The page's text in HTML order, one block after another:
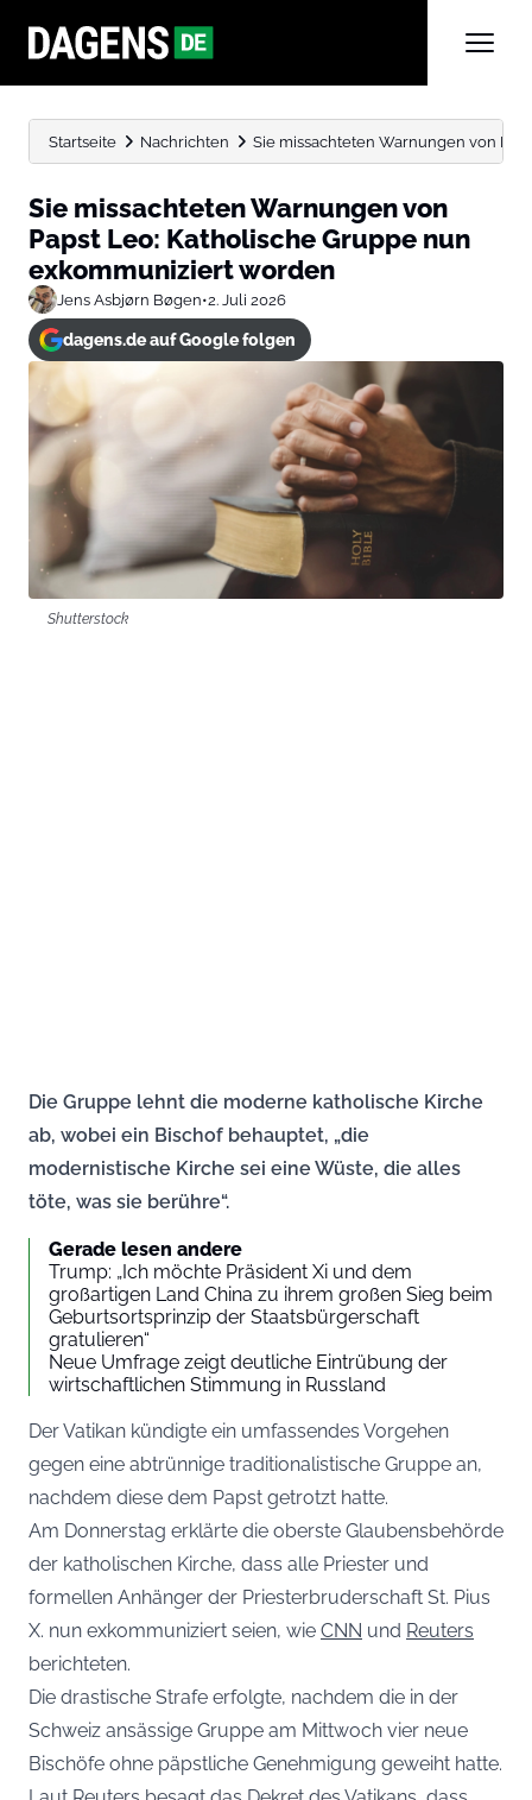
Startseite Nachrichten Sie missachteten Warnungen von
Sie missachteten Warnungen von
Papst Leo: Katholische Gruppe nun
exkommuniziert worden
Jens Asbjørn Bøgen•2. Juli 2026
dagens.de auf Google folgen
Shutterstock
Die Gruppe lehnt die moderne katholische Kirche
ab, wobei ein Bischof behauptet, „die
modernistische Kirche sei eine Wüste, die alles
töte, was sie berühre“.
Gerade lesen andere
Trump: „Ich möchte Präsident Xi und dem
großartigen Land China zu ihrem großen Sieg beim
Geburtsortsprinzip der Staatsbürgerschaft
gratulieren“
Neue Umfrage zeigt deutliche Eintrübung der
wirtschaftlichen Stimmung in Russland
Der Vatikan kündigte ein umfassendes Vorgehen
gegen eine abtrünnige traditionalistische Gruppe an,
nachdem diese dem Papst getrotzt hatte.
Am Donnerstag erklärte die oberste Glaubensbehörde
der katholischen Kirche, dass alle Priester und
formellen Anhänger der Priesterbruderschaft St. Pius
X. nun exkommuniziert seien, wie CNN und Reuters
berichteten.
Die drastische Strafe erfolgte, nachdem die in der
Schweiz ansässige Gruppe am Mittwoch vier neue
Bischöfe ohne päpstliche Genehmigung geweiht hatte.